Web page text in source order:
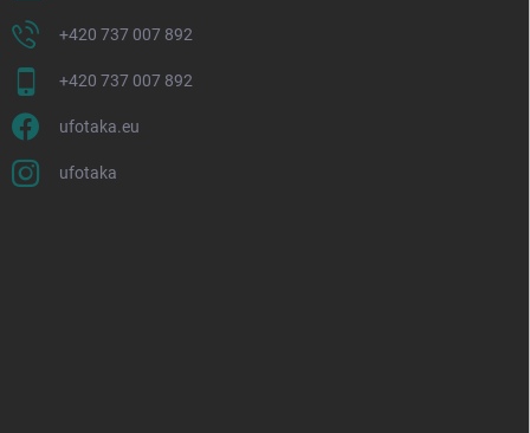
+420 737 007 892
+420 737 007 892
ufotaka.eu
ufotaka